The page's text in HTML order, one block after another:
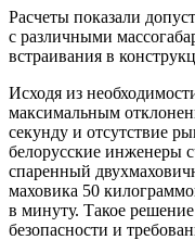
Расчеты показали
с различными
встраивания в
Исходя из
максимальным
секунду и отсутствие
белорусские инженеры
спаренный
маховика 50
в минуту. Такое
безопасности и